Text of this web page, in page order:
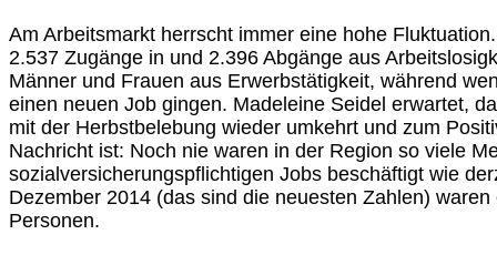
Am Arbeitsmarkt herrscht immer eine hohe
2.537 Zugänge in und 2.396 Abgänge aus
Männer und Frauen aus Erwerbstätigkeit, während
einen neuen Job gingen. Madeleine Seidel erwartet,
mit der Herbstbelebung wieder umkehrt und zum
Nachricht ist: Noch nie waren in der Region so viele
sozialversicherungspflichtigen Jobs beschäftigt wie
Dezember 2014 (das sind die neuesten Zahlen)
Personen.